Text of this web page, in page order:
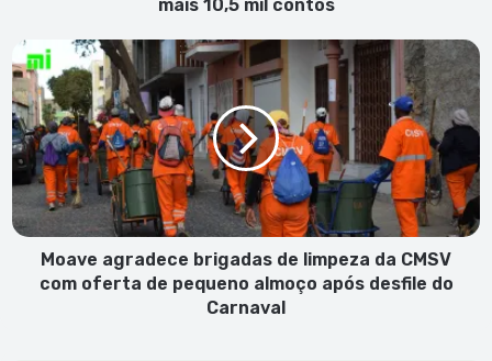
mais 10,5 mil contos
Moave
agradece
brigadas
de
limpeza
da
CMSV
com
oferta
pequeno
Moave agradece brigadas de limpeza da CMSV
com oferta de pequeno almoço após desfile do
Carnaval